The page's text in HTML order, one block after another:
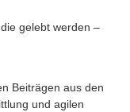
gelebt werden –
Beiträgen aus den
und agilen